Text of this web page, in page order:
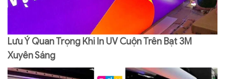
Lưu Ý Quan Trọng Khi In UV Cuộn Trên Bạt 3M
Xuyên Sáng